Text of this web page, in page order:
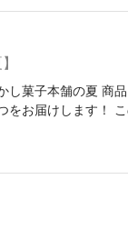
し菓子本舗の夏 商
をお届けします！